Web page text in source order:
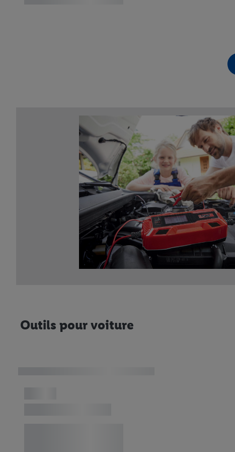
Outils pour voiture